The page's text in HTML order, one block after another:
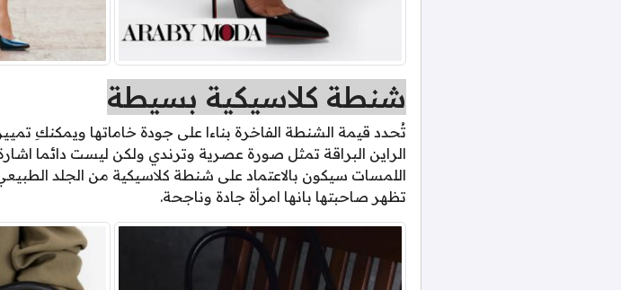
شنطة كلاسيكية بسيطة
تُحدد قيمة الشنطة الفاخرة بناءا على جودة خاماتها ويمكنكِ
الراين البراقة تمثل صورة عصرية وترندي ولكن ليست دائما
اللمسات سيكون بالاعتماد على شنطة كلاسيكية من الجلد
تظهر صاحبتها بانها امرأة جادة وناجحة.